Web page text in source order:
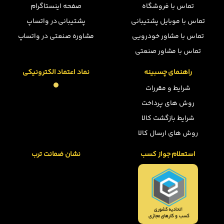
تماس با فروشگاه
تماس با موبایل پشتیبانی
تماس با مشاور خودرویی
تماس با مشاور صنعتی
صفحه اینستاگرام
پشتیبانی در واتساپ
مشاوره صنعتی در واتساپ
راهنمای چسبینه
شرایط و مقررات
روش های پرداخت
شرایط بازگشت کالا
روش های ارسال کالا
نماد اعتماد الکترونیکی
استعلام جواز کسب نشان ضمانت ترب